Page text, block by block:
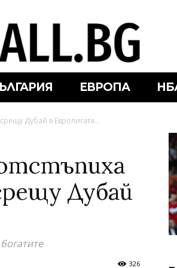
ЕВРОПА
Дубай в Евролигата...
Дубай
326